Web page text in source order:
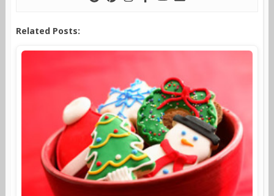
Related Posts: